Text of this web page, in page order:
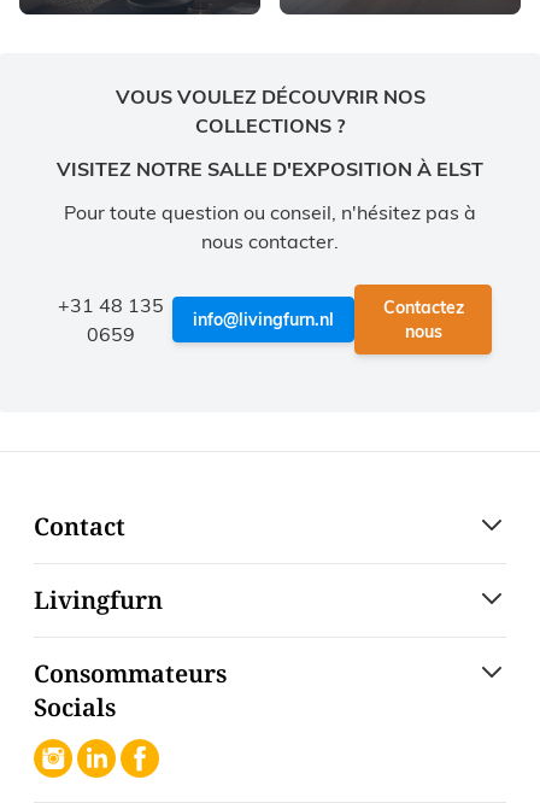
VOUS VOULEZ DÉCOUVRIR NOS
COLLECTIONS ?
VISITEZ NOTRE SALLE D'EXPOSITION À ELST
Pour toute question ou conseil, n'hésitez pas à
nous contacter.
+31 48 135
0659
info@livingfurn.nl
Contactez
nous
Contact
Livingfurn
Consommateurs
Socials